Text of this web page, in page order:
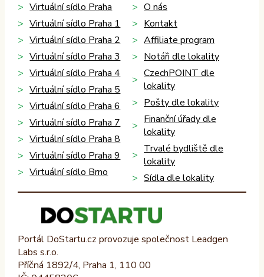
Virtuální sídlo Praha
Virtuální sídlo Praha 1
Virtuální sídlo Praha 2
Virtuální sídlo Praha 3
Virtuální sídlo Praha 4
Virtuální sídlo Praha 5
Virtuální sídlo Praha 6
Virtuální sídlo Praha 7
Virtuální sídlo Praha 8
Virtuální sídlo Praha 9
Virtuální sídlo Brno
O nás
Kontakt
Affiliate program
Notáři dle lokality
CzechPOINT dle
lokality
Pošty dle lokality
Finanční úřady dle
lokality
Trvalé bydliště dle
lokality
Sídla dle lokality
Portál DoStartu.cz provozuje společnost Leadgen
Labs s.r.o.
Příčná 1892/4, Praha 1, 110 00